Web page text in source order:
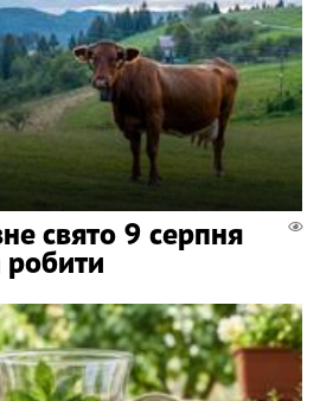
свято 9 серпня